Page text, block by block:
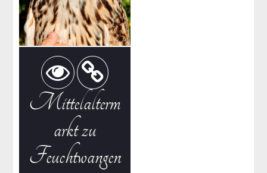
Mittelalterm
arkt zu
Feuchtwangen